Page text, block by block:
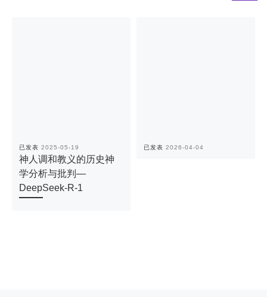
已发表 2025-05-19
神人调和教义的历史神
学分析与批判—
DeepSeek-R-1
已发表 2026-04-04